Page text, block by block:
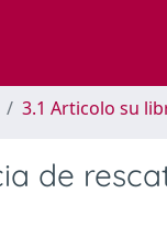
3.1 Articolo su
de